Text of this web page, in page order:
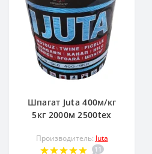
Шпагат Juta 400м/кг
5кг 2000м 2500tex
Производитель: Juta
11